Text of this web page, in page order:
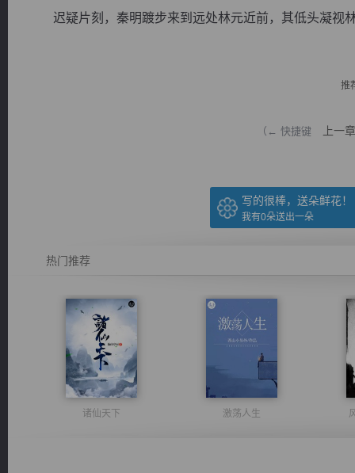
迟疑片刻，秦明踱步来到远处林元近前，其低头凝视
推
（← 快捷键 上一章
写的很棒，送朵鲜花！
我有0朵送出一朵
热门推荐
诸仙天下 激荡人生